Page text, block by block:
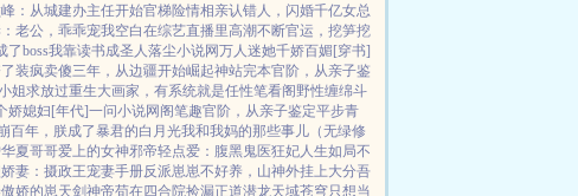
：从城建办主任开始官梯险情相亲认错人，闪婚千亿女总
老公，乖乖宠我空白在综艺直播里高潮不断官运，挖笋挖
了boss我靠读书成圣人落尘小说网万人迷她千娇百媚[穿书]
装疯卖傻三年，从边疆开始崛起神站完本官阶，从亲子鉴
姐求放过重生大画家，有系统就是任性笔看阁 野性缠绵斗
娇媳妇[年代]一问小说网 阁笔趣官阶，从亲子鉴定平步青
百年，朕成了暴君的白月光我和我妈的那些事儿（无绿修
夏哥哥爱上的女神邪帝轻点爱：腹黑鬼医狂妃人生如局不
妻：摄政王宠妻手册反派崽崽不好养，山神外挂上大分吾
娇的崽天剑神帝苟在四合院捡漏正道潜龙天域苍穹只想当